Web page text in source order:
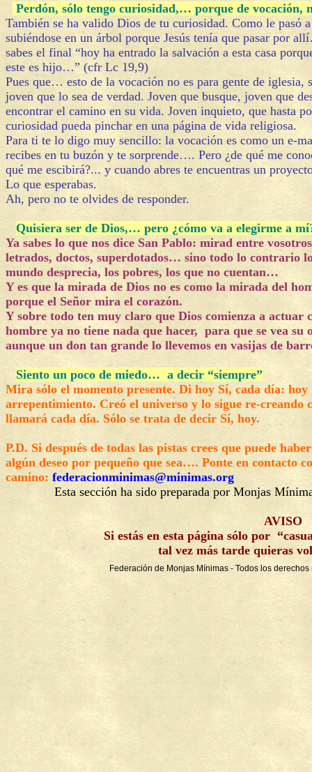
Perdón, sólo tengo curiosidad,… porque de vocación,
También se ha valido Dios de tu curiosidad. Como le pasó
subiéndose en un árbol porque Jesús tenía que pasar por
sabes el final “hoy ha entrado la salvación a esta casa
este es hijo…” (cfr Lc 19,9)
Pues que… esto de la vocación no es para gente de iglesia,
joven que lo sea de verdad. Joven que busque, joven que
encontrar el camino en su vida. Joven inquieto, que hasta
curiosidad pueda pinchar en una página de vida religiosa.
Para ti te lo digo muy sencillo: la vocación es como un e-
recibes en tu buzón y te sorprende…. Pero ¿de qué me
qué me escibirá?... y cuando abres te encuentras un
Lo que esperabas.
Ah, pero no te olvides de responder.
Quisiera ser de Dios,… pero ¿cómo va a elegirme a
Ya sabes lo que nos dice San Pablo: mirad entre
letrados, doctos, superdotados… sino todo lo contrario
mundo desprecia, los pobres, los que no cuentan…
Y es que la mirada de Dios no es como la mirada del
porque el Señor mira el corazón.
Y sobre todo ten muy claro que Dios comienza a actuar
hombre ya no tiene nada que hacer, para que se vea su
aunque un don tan grande lo llevemos en vasijas de
Siento un poco de miedo… a decir “siempre”
Mira sólo el momento presente. Di hoy Sí, cada día:
arrepentimiento. Creó el universo y lo sigue re-creando
llamará cada día. Sólo se trata de decir Sí, hoy.
P.D. Si después de todas las pistas crees que puede
algún deseo por pequeño que sea…. Ponte en contacto
camino: federacionminimas@minimas.org
Esta sección ha sido preparada por Monjas
AVISO
Si estás en esta página sólo por
tal vez más tarde quieras
Federación de Monjas Mínimas - Todos los